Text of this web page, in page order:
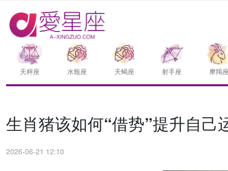
天枰座 水瓶座 天蝎座 射手座 摩羯
生肖猪该如何“借势”提升自己
2026-06-21 12:10